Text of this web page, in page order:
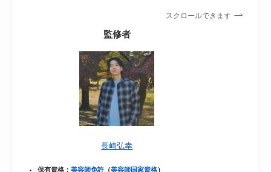
スクロールできます
監修者
長崎弘幸
保有資格：美容師免許 （美容師国家資格）